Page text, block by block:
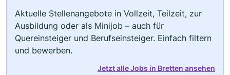
Aktuelle Stellenangebote in Vollzeit, Teilzeit, zur
Ausbildung oder als Minijob – auch für
Quereinsteiger und Berufseinsteiger. Einfach filtern
und bewerben.
Jetzt alle Jobs in Bretten ansehen